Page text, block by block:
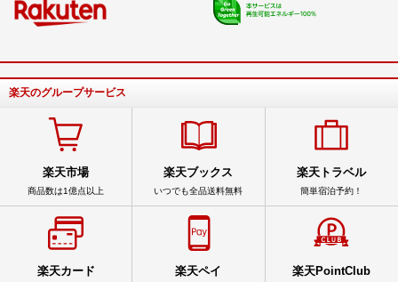
楽天のグループサービス
楽天市場
商品数は1億点以上
楽天ブックス
いつでも全品送料無料
楽天トラベル
簡単宿泊予約！
楽天カード 楽天ペイ 楽天PointClub